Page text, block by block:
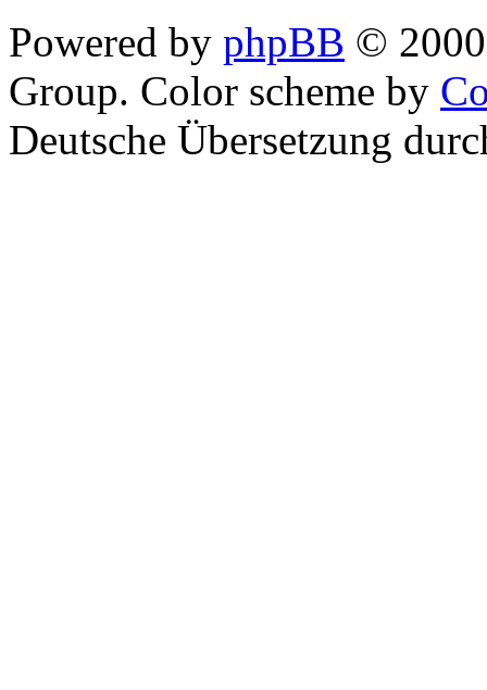
Powered by phpBB ©
Group. Color scheme by
Deutsche Übersetzung